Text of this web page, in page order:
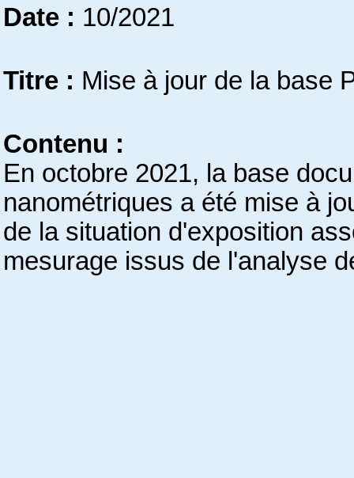
Date : 10/2021
Titre : Mise à jour de la base
Contenu :
En octobre 2021, la base
nanométriques a été mise à
de la situation d'exposition
mesurage issus de l'analyse